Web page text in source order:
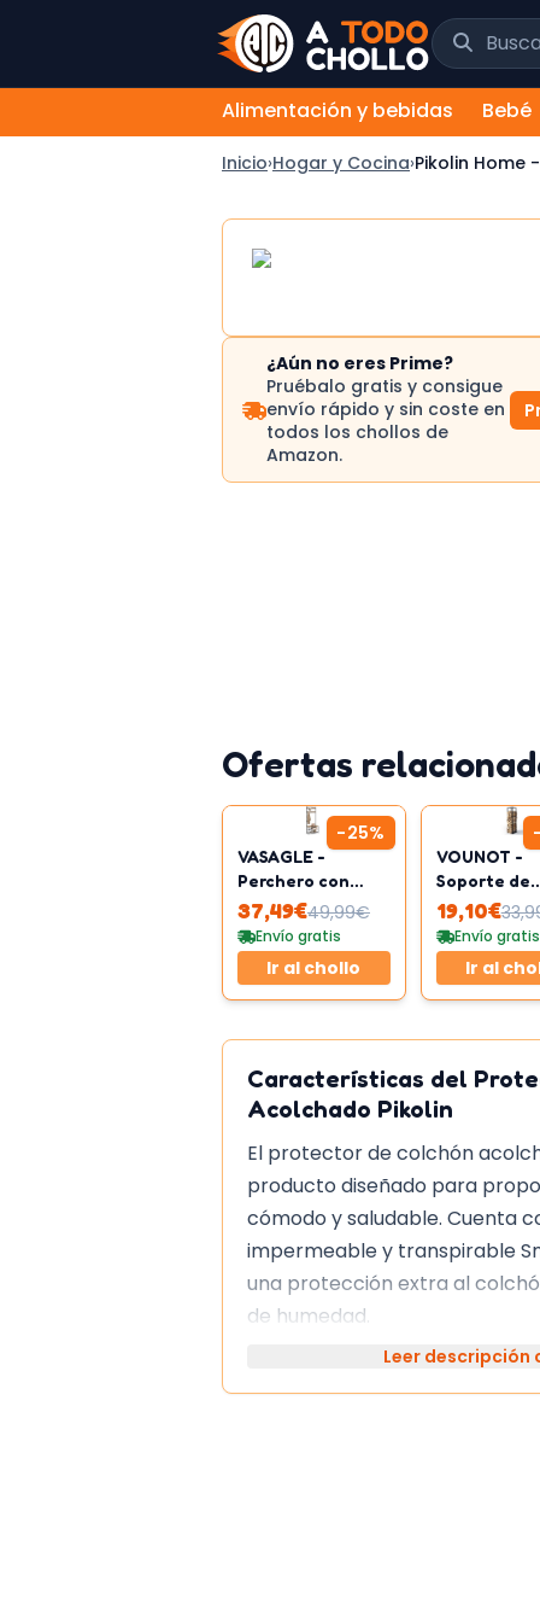
Buscar
Alimentación y bebidas Bebé
Inicio›Hogar y Cocina›Pikolin Home
¿Aún no eres Prime?
Pruébalo gratis y consigue
envío rápido y sin coste en
todos los chollos de
Amazon.
Ofertas
-25%
VASAGLE -
Perchero con
banco recibidor
37,49€49,99€
Envío gratis
Ir al chollo
-
VOUNOT -
Soporte de
madera
de metal
19,10€
Envío gratis
Ir al
Características del
Acolchado Pikolin
El protector de colchón
producto diseñado para
cómodo y saludable. Cuenta
impermeable y transpirable
una protección extra al
de humedad.
El acolchado está relleno de
Ecolofil, lo que proporciona
Leer descripción